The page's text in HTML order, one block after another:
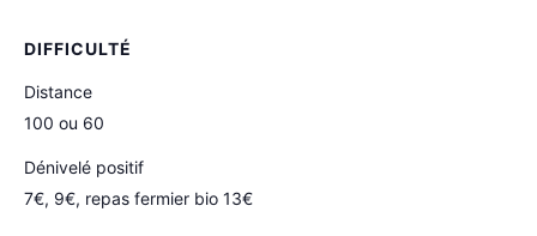
DIFFICULTÉ
Distance
100 ou 60
Dénivelé positif
7€, 9€, repas fermier bio 13€